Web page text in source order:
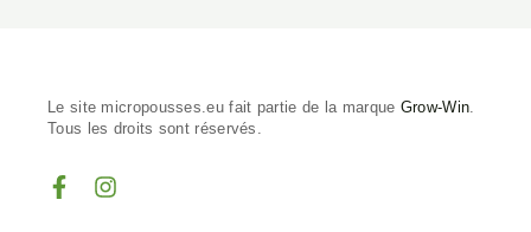
Le site micropousses.eu fait partie de la marque Grow-Win
Tous les droits sont réservés.
F
a
I
n